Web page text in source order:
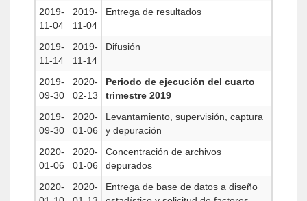
2019-
11-04
2019-
11-04
Entrega de resultados
2019-
11-14
2019-
11-14
Difusión
2019-
09-30
2020-
02-13
Periodo de ejecución del cuarto
trimestre 2019
2019-
09-30
2020-
01-06
Levantamiento, supervisión, captura
y depuración
2020-
01-06
2020-
01-06
Concentración de archivos
depurados
2020-
2020-
Entrega de base de datos a diseño